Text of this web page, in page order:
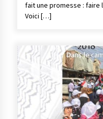
fait une promesse : faire
Voici […]